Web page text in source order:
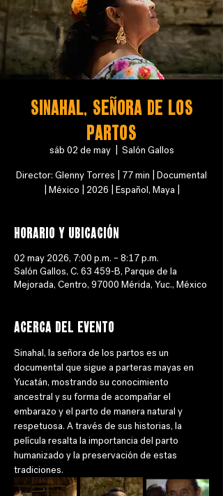
SINAHAL, SEÑORA DE LOS
PARTOS
sáb 02 de may
  |
Salón Gallos
Director: Glenny Torres | 77 min | Documental
| México | 2026 | Español, Maya |
Horario y ubicación
02 may 2026, 7:00 p.m. – 8:17 p.m.
Salón Gallos, C. 63 459-B, Parque de la
Mejorada, Centro, 97000 Mérida, Yuc., México
Acerca del evento
Sinahal, la señora de los partos es un
documental que sigue a parteras mayas en
Yucatán, mostrando su conocimiento
ancestral y su forma de acompañar el
embarazo y el parto de manera natural y
respetuosa. A través de sus historias, la
película resalta la importancia del parto
humanizado y la preservación de estas
tradiciones.